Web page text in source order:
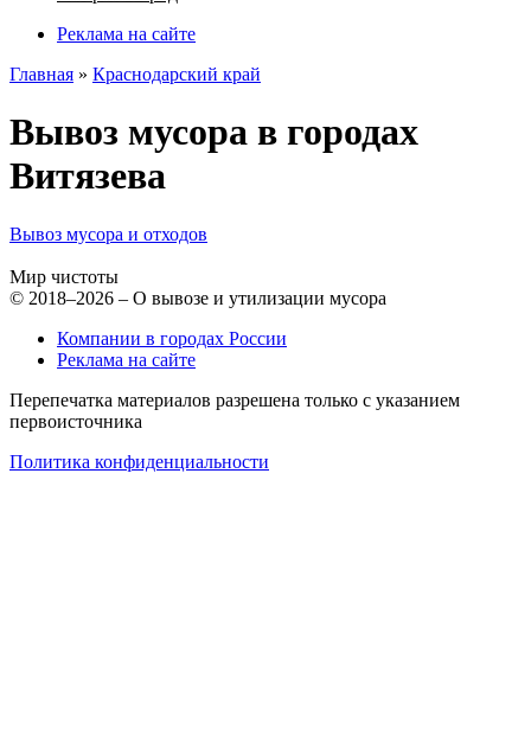
Реклама на сайте
Главная » Краснодарский край
Вывоз мусора в городах
Витязева
Вывоз мусора и отходов
Мир чистоты
© 2018–2026 – О вывозе и утилизации мусора
Компании в городах России
Реклама на сайте
Перепечатка материалов разрешена только с указанием
первоисточника
Политика конфиденциальности